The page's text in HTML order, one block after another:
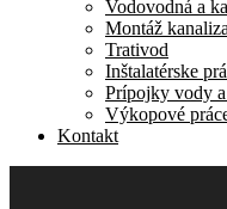
Vodovodná a
Montáž
Trativod
Inštalatérske
Prípojky vody
Výkopové
Kontakt